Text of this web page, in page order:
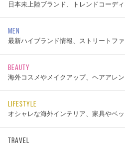
日本未上陸ブランド、トレンドコーデ
MEN
最新ハイブランド情報、ストリートフ
BEAUTY
海外コスメやメイクアップ、ヘアアレ
LIFESTYLE
オシャレな海外インテリア、家具やベ
TRAVEL